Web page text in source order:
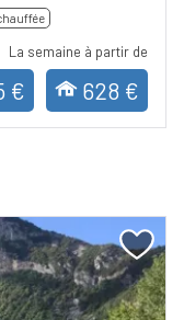
La semaine à partir de
€ 628 €